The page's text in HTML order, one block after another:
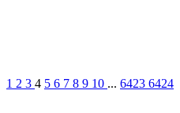
1 2 3 4 5 6 7 8 9 10 ... 6423 6424